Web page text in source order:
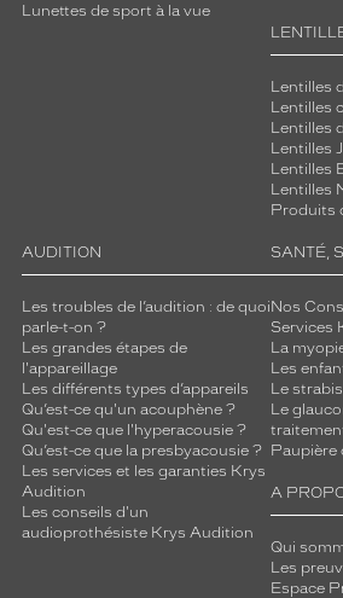
Lunettes de sport à la vue
Lentilles
Lentilles
Lentilles
Lentilles
Lentilles
Lentilles
Produits
AUDITION
Les troubles de l’audition : de quoi
parle-t-on ?
Les grandes étapes de
l'appareillage
Les différents types d’appareils
Qu’est-ce qu'un acouphène ?
Qu'est-ce que l'hyperacousie ?
Qu’est-ce que la presbyacousie ?
Les services et les garanties Krys
Audition
Les conseils d'un
audioprothésiste Krys Audition
SANTÉ,
Nos
Services
La
Les
Le
Le
Paupière
A
Qui
Les
Espace